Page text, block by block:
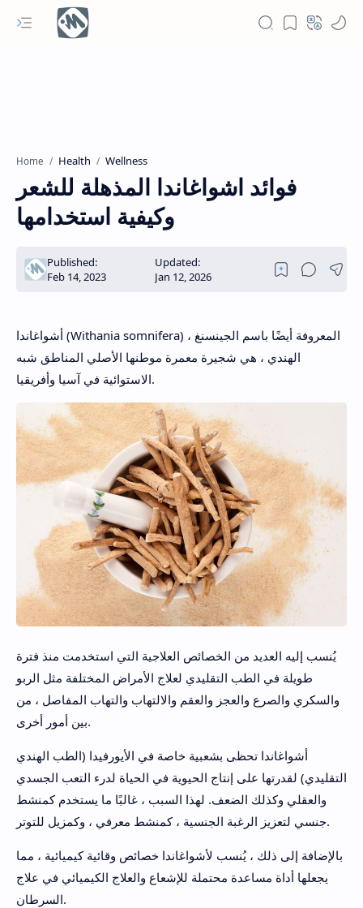
Home Health Wellness
فوائد اشواغاندا المذهلة للشعر
وكيفية استخدامها
أشواغاندا (Withania somnifera) ، المعروفة أيضًا باسم الجينسنغ
الهندي ، هي شجيرة معمرة موطنها الأصلي المناطق شبه
الاستوائية في آسيا وأفريقيا.
يُنسب إليه العديد من الخصائص العلاجية التي استخدمت منذ فترة
طويلة في الطب التقليدي لعلاج الأمراض المختلفة مثل الربو
والسكري والصرع والعجز والعقم والالتهاب والتهاب المفاصل ، من
بين أمور أخرى.
أشواغاندا تحظى بشعبية خاصة في الأيورفيدا (الطب الهندي
التقليدي) لقدرتها على إنتاج الحيوية في الحياة لدرء التعب الجسدي
والعقلي وكذلك الضعف. لهذا السبب ، غالبًا ما يستخدم كمنشط
جنسي لتعزيز الرغبة الجنسية ، كمنشط معرفي ، وكمزيل للتوتر.
بالإضافة إلى ذلك ، يُنسب لأشواغاندا خصائص وقائية كيميائية ، مما
يجعلها أداة مساعدة محتملة للإشعاع والعلاج الكيميائي في علاج
السرطان.